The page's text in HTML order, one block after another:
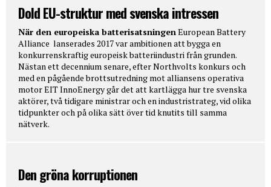
Dold EU-struktur med svenska intressen
När den europeiska batterisatsningenEuropean Battery
Alliance lanserades 2017 var ambitionen att bygga en
konkurrenskraftig europeisk batteriindustri från grunden.
Nästan ett decennium senare, efter Northvolts konkurs och
med en pågående brottsutredning mot alliansens operativa
motor EIT InnoEnergy går det att kartlägga hur tre svenska
aktörer, två tidigare ministrar och en industristrateg, vid olika
tidpunkter och på olika sätt över tid knutits till samma
nätverk.
Den gröna korruptionen